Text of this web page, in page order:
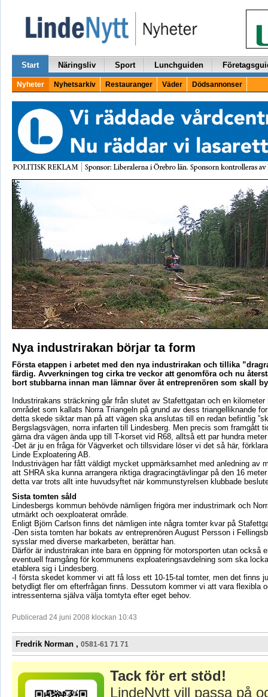
Start Näringsliv Sport Lunchguiden
Nyheter Nyhetsarkiv Restauranger Väder Dödsannonser
Nya industrirakan börjar ta form
Första etappen i arbetet med den nya industrirakan och tillika
färdig. Avverkningen tog cirka tre veckor att genomföra och nu
bort stubbarna innan man lämnar över åt entreprenören som skall
Industrirakans sträckning går från slutet av Stafettgatan och en kilometer
området som kallats Norra Triangeln på grund av dess triangelliknande
detta skede siktar man på att vägen ska anslutas till en redan befintlig
Bergslagsvägen, norra infarten till Lindesberg. Men precis som framgått
gärna dra vägen ända upp till T-korset vid R68, alltså ett par hundra
-Det är ju en fråga för Vägverket och tillsvidare löser vi det så här,
Linde Exploatering AB.
Industrivägen har fått väldigt mycket uppmärksamhet med anledning av
att SHRA ska kunna arrangera riktiga dragracingtävlingar på den 16
detta var trots allt inte huvudsyftet när kommunstyrelsen klubbade
Sista tomten såld
Lindesbergs kommun behövde nämligen frigöra mer industrimark och
utmärkt och oexploaterat område.
Enligt Björn Carlson finns det nämligen inte några tomter kvar på
-Den sista tomten har bokats av entreprenören August Persson i
sysslar med diverse markarbeten, berättar han.
Därför är industrirakan inte bara en öppning för motorsporten utan också
eventuell framgång för kommunens exploateringsavdelning som ska
etablera sig i Lindesberg.
-I första skedet kommer vi att få loss ett 10-15-tal tomter, men det finns
betydligt fler om efterfrågan finns. Dessutom kommer vi att vara flexibla
intressenterna själva välja tomtyta efter eget behov.
Publicerad 24 juni 2008 klockan 10:43
Fredrik Norman , 0581-61 71 71
Tack för ert stöd!
LindeNytt vill passa på